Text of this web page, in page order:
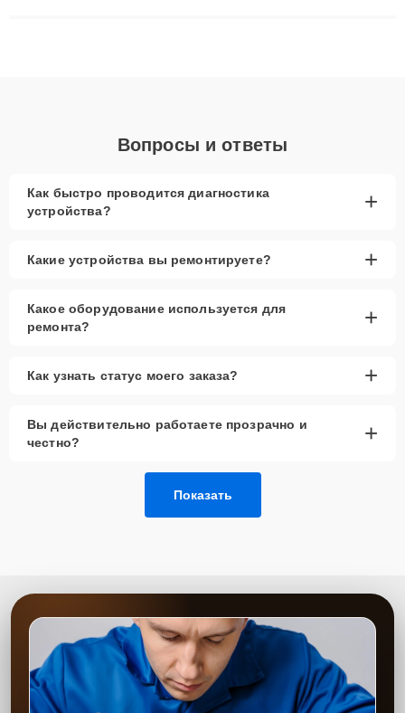
Вопросы и ответы
Как быстро проводится диагностика
устройства?
+
Какие устройства вы ремонтируете? +
Какое оборудование используется для
ремонта?
+
Как узнать статус моего заказа? +
Вы действительно работаете прозрачно и
честно?
+
Показать